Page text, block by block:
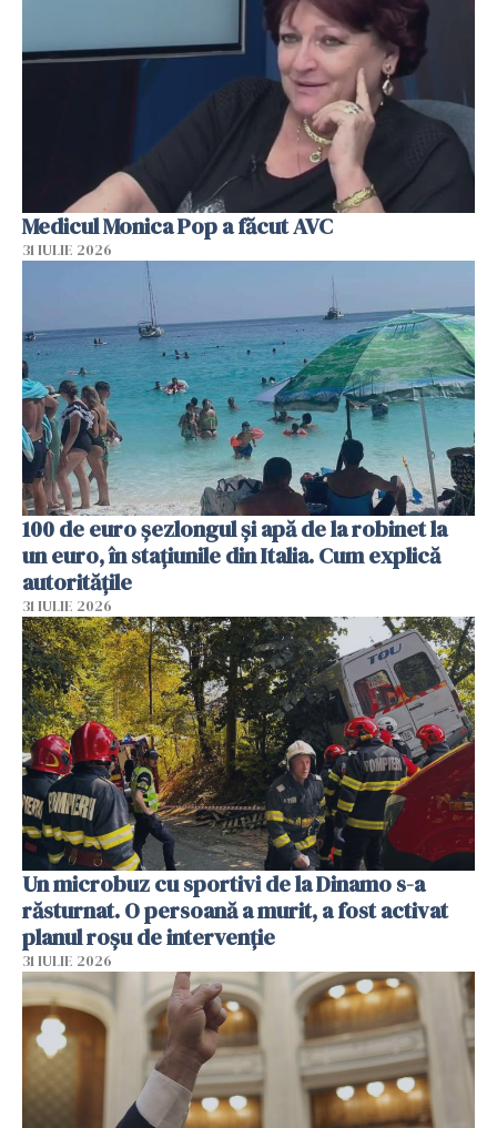
Medicul Monica Pop a făcut AVC
31 IULIE 2026
100 de euro șezlongul și apă de la robinet la
un euro, în stațiunile din Italia. Cum explică
autoritățile
31 IULIE 2026
Un microbuz cu sportivi de la Dinamo s-a
răsturnat. O persoană a murit, a fost activat
planul roșu de intervenție
31 IULIE 2026